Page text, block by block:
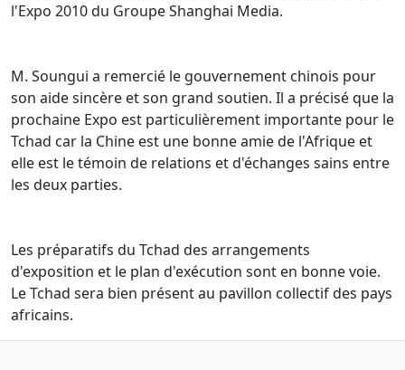
l'Expo 2010 du Groupe Shanghai Media.
M. Soungui a remercié le gouvernement chinois pour
son aide sincère et son grand soutien. Il a précisé que la
prochaine Expo est particulièrement importante pour le
Tchad car la Chine est une bonne amie de l'Afrique et
elle est le témoin de relations et d'échanges sains entre
les deux parties.
Les préparatifs du Tchad des arrangements
d'exposition et le plan d'exécution sont en bonne voie.
Le Tchad sera bien présent au pavillon collectif des pays
africains.